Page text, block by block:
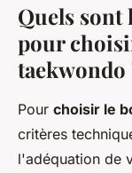
Quels sont
pour
taekwondo
Pour choisir le
critères
l'adéquation de